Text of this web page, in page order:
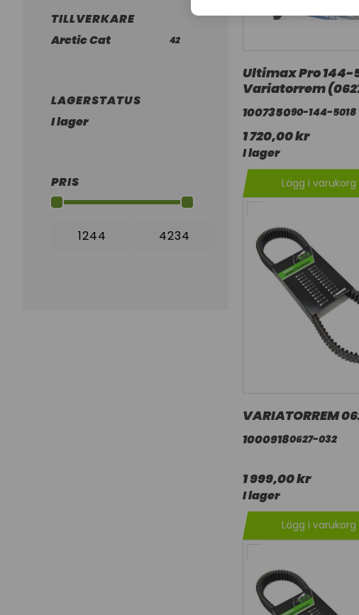
TILLVERKARE
Arctic Cat
42
LAGERSTATUS
I lager
PRIS
Ultimax Pro 144-
Variatorrem
100735090-144-5018
1 720,00 kr
I lager
Lägg i varukorg
VARIATORREM
10009180627-032
1 999,00 kr
I lager
Lägg i varukorg